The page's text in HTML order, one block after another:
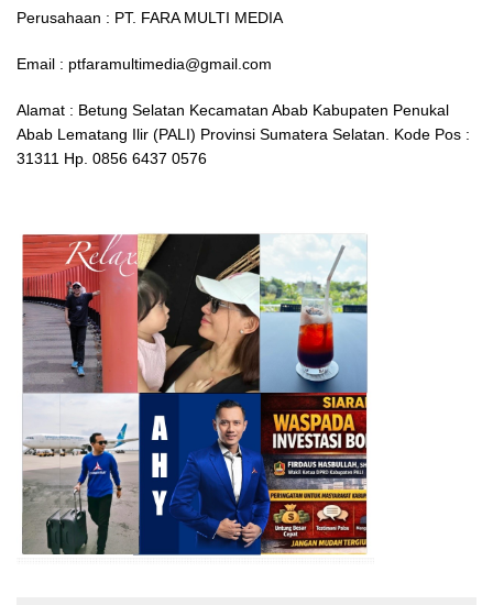
Perusahaan : PT. FARA MULTI MEDIA
Email : ptfaramultimedia@gmail.com
Alamat : Betung Selatan Kecamatan Abab Kabupaten Penukal
Abab Lematang Ilir (PALI) Provinsi Sumatera Selatan. Kode Pos :
31311 Hp. 0856 6437 0576